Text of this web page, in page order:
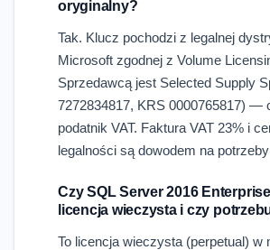
oryginalny?
Tak. Klucz pochodzi z legalnej
Microsoft zgodnej z Volume
Sprzedawcą jest Selected Supply
7272834817, KRS 0000765817) —
podatnik VAT. Faktura VAT 23% i
legalności są dowodem na
Czy SQL Server 2016
licencja wieczysta i czy
To licencja wieczysta (perpetual) w